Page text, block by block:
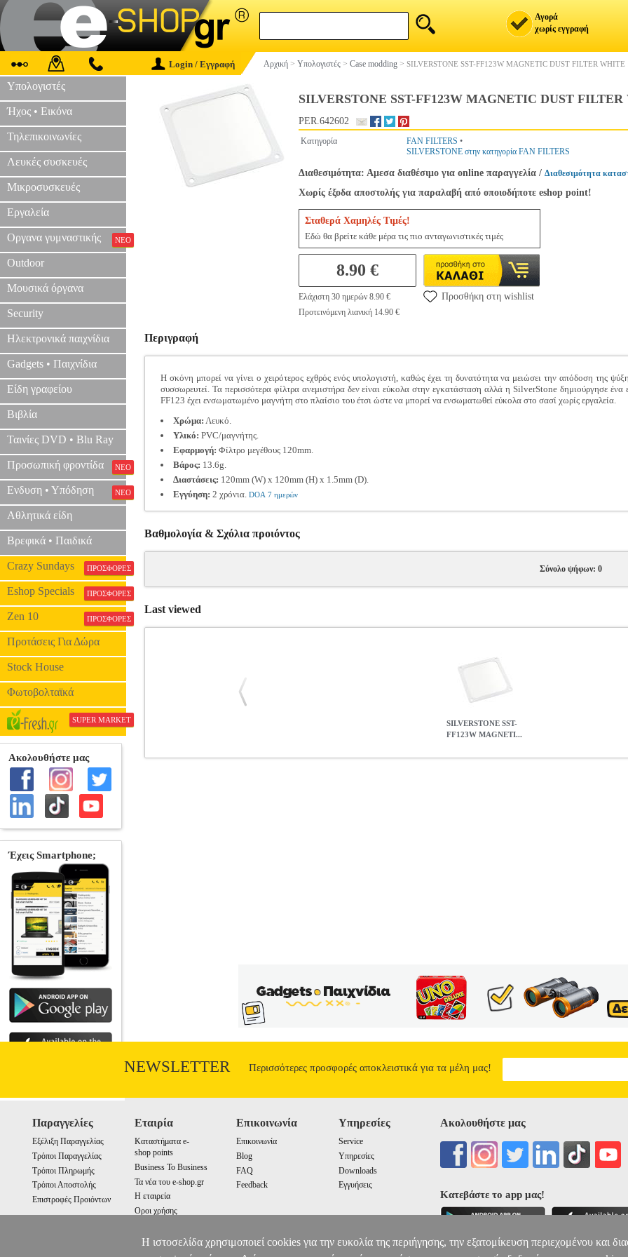
Αγορά
χωρίς εγγραφή
Login / Εγγραφή Αρχική > Υπολογιστές > Case modding > SILVERSTONE SST-FF123W MAGNETIC DUST FILTER WHITE
Υπολογιστές
Ήχος • Εικόνα
Τηλεπικοινωνίες
Λευκές συσκευές
Μικροσυσκευές
Εργαλεία
Οργανα γυμναστικής ΝΕΟ
Outdoor
Μουσικά όργανα
Security
Ηλεκτρονικά παιχνίδια
Gadgets • Παιχνίδια
Είδη γραφείου
Βιβλία
Ταινίες DVD • Blu Ray
Προσωπική φροντίδα ΝΕΟ
Ενδυση • Υπόδηση ΝΕΟ
Αθλητικά είδη
Βρεφικά • Παιδικά
Crazy Sundays ΠΡΟΣΦΟΡΕΣ
Eshop Specials ΠΡΟΣΦΟΡΕΣ
Zen 10 ΠΡΟΣΦΟΡΕΣ
Προτάσεις Για Δώρα
Stock House
Φωτοβολταϊκά
SUPER MARKET
SILVERSTONE SST-FF123W MAGNETIC DUST
PER.642602
Κατηγορία FAN FILTERS •
SILVERSTONE στην κατηγορία FAN FILTERS
Διαθεσιμότητα: Αμεσα διαθέσιμο για online παραγγελία / Διαθεσιμότητα
Χωρίς έξοδα αποστολής για παραλαβή από οποιοδήποτε eshop point!
Σταθερά Χαμηλές Τιμές!
Εδώ θα βρείτε κάθε μέρα τις πιο ανταγωνιστικές τιμές
8.90 €
Ελάχιστη 30 ημερών 8.90 €
Προτεινόμενη λιανική 14.90 €
Προσθήκη στη wishlist
Περιγραφή
Η σκόνη μπορεί να γίνει ο χειρότερος εχθρός ενός υπολογιστή, καθώς έχει τη δυνατότητα να μειώσει την απόδοση της
συσσωρευτεί. Τα περισσότερα φίλτρα ανεμιστήρα δεν είναι εύκολα στην εγκατάσταση αλλά η SilverStone δημιούργησε
FF123 έχει ενσωματωμένο μαγνήτη στο πλαίσιο του έτσι ώστε να μπορεί να ενσωματωθεί εύκολα στο σασί χωρίς εργαλεία.
Χρώμα: Λευκό.
Υλικό: PVC/μαγνήτης.
Εφαρμογή: Φίλτρο μεγέθους 120mm.
Βάρος: 13.6g.
Διαστάσεις: 120mm (W) x 120mm (H) x 1.5mm (D).
Εγγύηση: 2 χρόνια. DOA 7 ημερών
Βαθμολογία & Σχόλια προιόντος
Σύνολο ψήφων: 0
Last viewed
SILVERSTONE SST-
FF123W MAGNETI...
NEWSLETTER Περισσότερες προσφορές αποκλειστικά για τα μέλη μας!
Παραγγελίες
Εξέλιξη Παραγγελίας
Τρόποι Παραγγελίας
Τρόποι Πληρωμής
Τρόποι Αποστολής
Επιστροφές Προιόντων
Εταιρία
Καταστήματα e-
shop points
Business To Business
Τα νέα του e-shop.gr
Η εταιρεία
Οροι χρήσης
Επικοινωνία
Επικοινωνία
Blog
FAQ
Feedback
Υπηρεσίες
Service
Υπηρεσίες
Downloads
Εγγυήσεις
Ακολουθήστε μας
Κατεβάστε το app μας!
Η ιστοσελίδα χρησιμοποιεί cookies για την ευκολία της περιήγησης, την εξατομίκευση περιεχομένου και